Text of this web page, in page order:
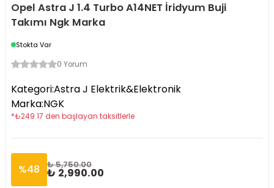
Opel Astra J 1.4 Turbo A14NET İridyum Buji
Takımı Ngk Marka
Stokta Var
0 Yorum
Kategori:Astra J Elektrik&Elektronik
Marka:NGK
*₺249.17 den başlayan taksitlerle
%48 ₺ 5,750.00
₺ 2,990.00